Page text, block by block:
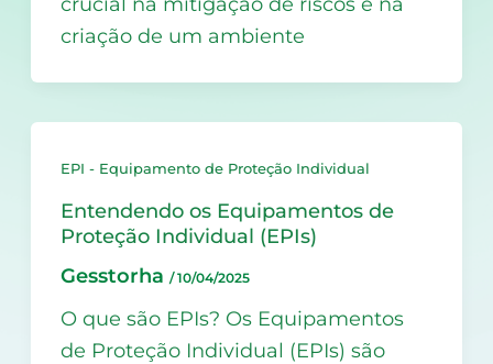
criação de um ambiente
EPI - Equipamento de Proteção Individual
Entendendo os Equipamentos de
Proteção Individual (EPIs)
Gesstorha /10/04/2025
O que são EPIs? Os Equipamentos
de Proteção Individual (EPIs) são